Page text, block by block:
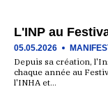
L'INP au
05.05.2026
Depuis sa création,
chaque année au
l'INHA et…